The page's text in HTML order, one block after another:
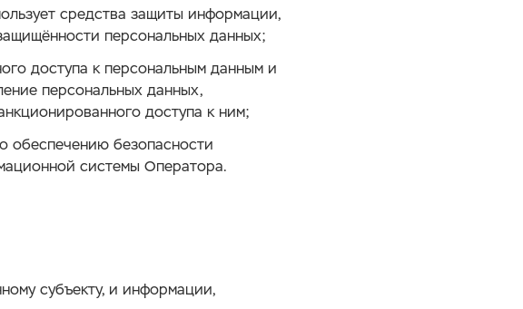
средства защиты информации,
персональных данных;
доступа к персональным данным и
персональных данных,
доступа к ним;
обеспечению безопасности
системы Оператора.
субъекту, и информации,